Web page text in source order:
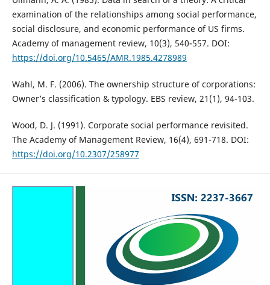
examination of the relationships among social performance,
social disclosure, and economic performance of US firms.
Academy of management review, 10(3), 540-557. DOI:
https://doi.org/10.5465/AMR.1985.4278989
Wahl, M. F. (2006). The ownership structure of corporations:
Owner’s classification & typology. EBS review, 21(1), 94-103.
Wood, D. J. (1991). Corporate social performance revisited.
The Academy of Management Review, 16(4), 691-718. DOI:
https://doi.org/10.2307/258977